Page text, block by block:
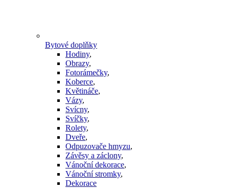
Bytové doplňky
Hodiny,
Obrazy,
Fotorámečky,
Koberce,
Květináče,
Vázy,
Svícny,
Svíčky,
Rolety,
Dveře,
Odpuzovače hmyzu,
Závěsy a záclony,
Vánoční dekorace,
Vánoční stromky,
Dekorace